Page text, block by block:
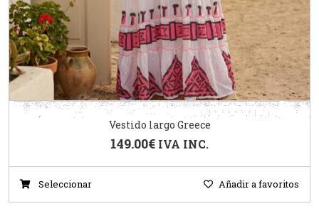
Vestido largo Greece
149.00€ IVA INC.
Seleccionar Añadir a favoritos